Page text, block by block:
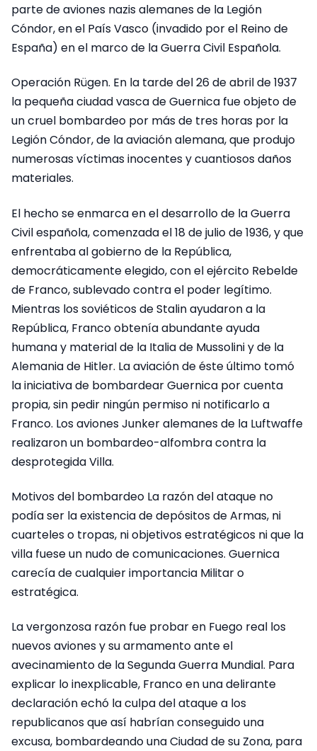
parte de aviones nazis alemanes de la Legión
Cóndor, en el País Vasco (invadido por el Reino de
España) en el marco de la Guerra Civil Española.
Operación Rügen. En la tarde del 26 de abril de 1937
la pequeña ciudad vasca de Guernica fue objeto de
un cruel bombardeo por más de tres horas por la
Legión Cóndor, de la aviación alemana, que produjo
numerosas víctimas inocentes y cuantiosos daños
materiales.
El hecho se enmarca en el desarrollo de la Guerra
Civil española, comenzada el 18 de julio de 1936, y que
enfrentaba al gobierno de la República,
democráticamente elegido, con el ejército Rebelde
de Franco, sublevado contra el poder legítimo.
Mientras los soviéticos de Stalin ayudaron a la
República, Franco obtenía abundante ayuda
humana y material de la Italia de Mussolini y de la
Alemania de Hitler. La aviación de éste último tomó
la iniciativa de bombardear Guernica por cuenta
propia, sin pedir ningún permiso ni notificarlo a
Franco. Los aviones Junker alemanes de la Luftwaffe
realizaron un bombardeo-alfombra contra la
desprotegida Villa.
Motivos del bombardeo La razón del ataque no
podía ser la existencia de depósitos de Armas, ni
cuarteles o tropas, ni objetivos estratégicos ni que la
villa fuese un nudo de comunicaciones. Guernica
carecía de cualquier importancia Militar o
estratégica.
La vergonzosa razón fue probar en Fuego real los
nuevos aviones y su armamento ante el
avecinamiento de la Segunda Guerra Mundial. Para
explicar lo inexplicable, Franco en una delirante
declaración echó la culpa del ataque a los
republicanos que así habrían conseguido una
excusa, bombardeando una Ciudad de su Zona, para